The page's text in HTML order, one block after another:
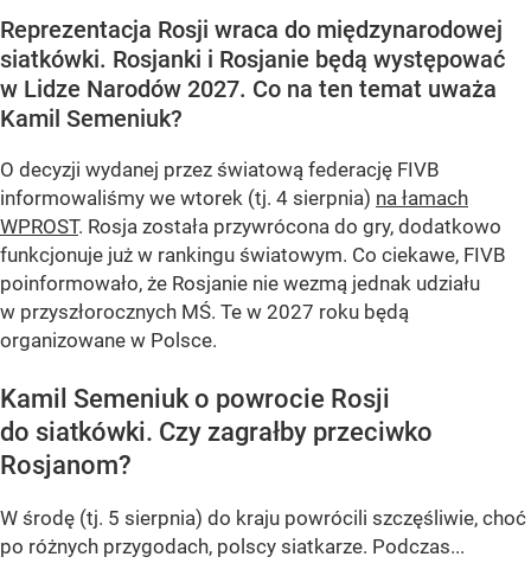
Reprezentacja Rosji wraca do międzynarodowej
siatkówki. Rosjanki i Rosjanie będą występować
w Lidze Narodów 2027. Co na ten temat uważa
Kamil Semeniuk?
O decyzji wydanej przez światową federację FIVB
informowaliśmy we wtorek (tj. 4 sierpnia) na łamach
WPROST. Rosja została przywrócona do gry, dodatkowo
funkcjonuje już w rankingu światowym. Co ciekawe, FIVB
poinformowało, że Rosjanie nie wezmą jednak udziału
w przyszłorocznych MŚ. Te w 2027 roku będą
organizowane w Polsce.
Kamil Semeniuk o powrocie Rosji
do siatkówki. Czy zagrałby przeciwko
Rosjanom?
W środę (tj. 5 sierpnia) do kraju powrócili szczęśliwie, choć
po różnych przygodach, polscy siatkarze. Podczas...